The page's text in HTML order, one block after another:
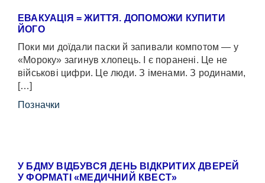
ЕВАКУАЦІЯ = ЖИТТЯ. ДОПОМОЖИ КУПИТИ
ЙОГО
Поки ми доїдали паски й запивали компотом — у
«Мороку» загинув хлопець. І є поранені. Це не
військові цифри. Це люди. З іменами. З родинами,
[…]
Позначки
У БДМУ ВІДБУВСЯ ДЕНЬ ВІДКРИТИХ ДВЕРЕЙ
У ФОРМАТІ «МЕДИЧНИЙ КВЕСТ»